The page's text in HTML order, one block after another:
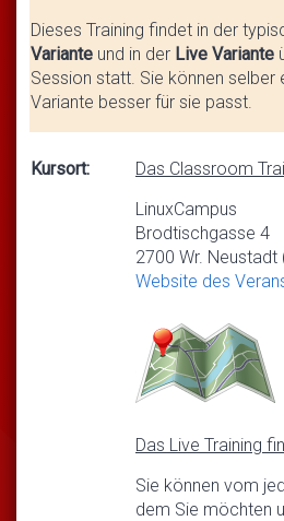
Dieses Training findet in der
Variante und in der Live Variante
Session statt. Sie können selber
Variante besser für sie passt.
Kursort:
Das Classroom
LinuxCampus
Brodtischgasse 4
2700 Wr. Neustadt
Website des
Das Live Training
Sie können vom
dem Sie möchten